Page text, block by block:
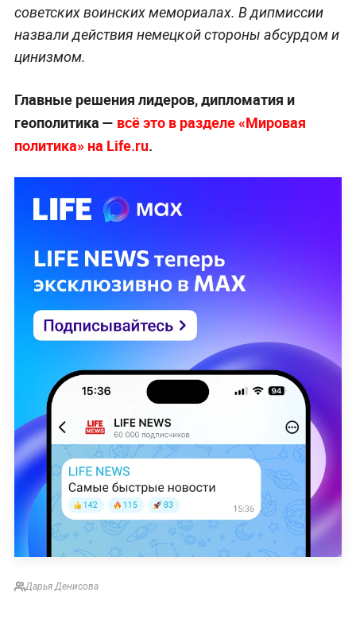
советских воинских мемориалах. В дипмиссии
назвали действия немецкой стороны абсурдом и
цинизмом.
Главные решения лидеров, дипломатия и
геополитика — всё это в разделе «Мировая
политика» на Life.ru.
Дарья Денисова